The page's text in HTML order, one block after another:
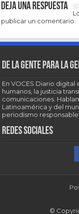
Deja una respuesta
publicar un comentario.
De la gente para la
En VOCES Diario
humanos, la justicia
comunicaciones.
Latinoamérica y del
periodismo
Redes sociales
©